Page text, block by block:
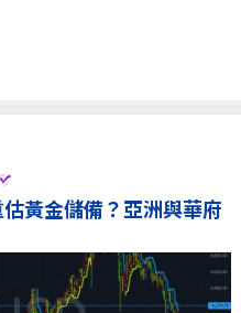
黃金儲備？亞洲與華府